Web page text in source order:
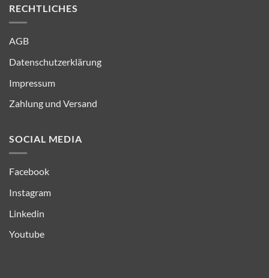
RECHTLICHES
AGB
Datenschutzerklärung
Impressum
Zahlung und Versand
SOCIAL MEDIA
Facebook
Instagram
Linkedin
Youtube